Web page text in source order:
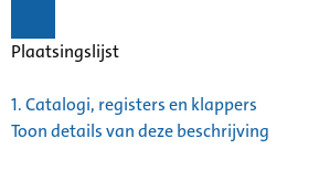
Plaatsingslijst
1.Catalogi, registers en klappers
Toon details van deze beschrijving